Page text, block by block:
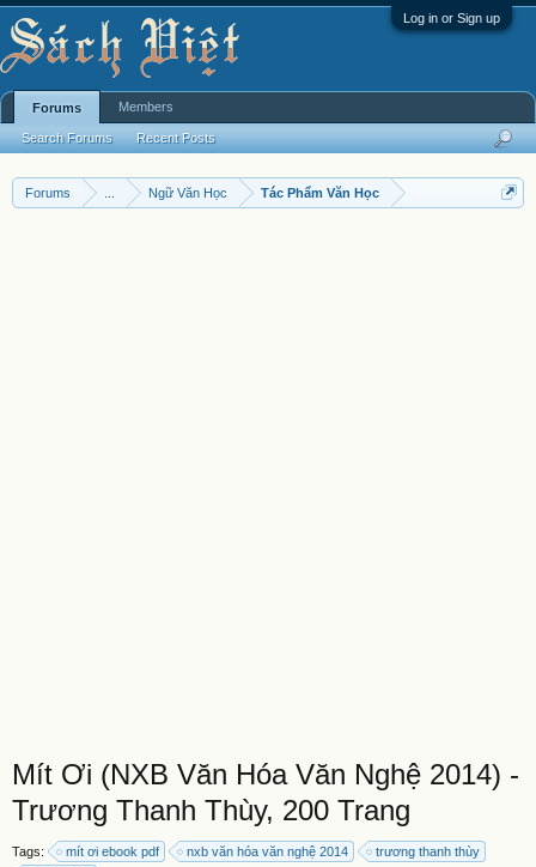
Log in or Sign up
Forums Ngữ Văn Học Tác Phẩm Văn Học
Mít Ơi (NXB Văn Hóa Văn Nghệ 2014) -
Trương Thanh Thùy, 200 Trang
Tags: mít ơi ebook pdf nxb văn hóa văn nghệ 2014
trương thanh thùy
Forums
Search Forums Recent Posts
Members